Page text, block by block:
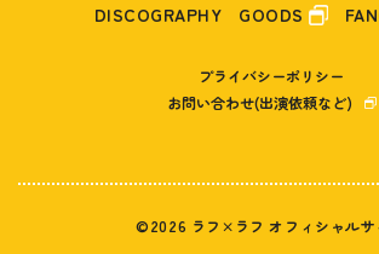
DISCOGRAPHY
GOODS
プライバシーポリシー
お問い合わせ(出演依頼など)
©2026 ラフ×ラフ オフィシャルサ